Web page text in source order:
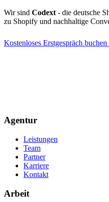
Wir sind Codext - die deutsche
zu Shopify und nachhaltige
Kostenloses Erstgespräch buchen
Agentur
Leistungen
Team
Partner
Karriere
Kontakt
Arbeit